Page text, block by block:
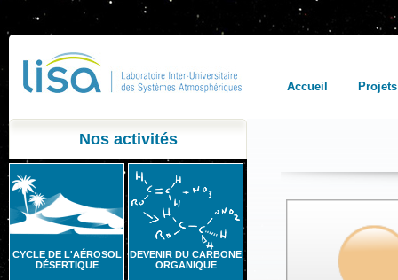
Accueil Projets
Nos activités
CYCLE DE L'AÉROSOL
DÉSERTIQUE
DEVENIR DU CARBONE
ORGANIQUE